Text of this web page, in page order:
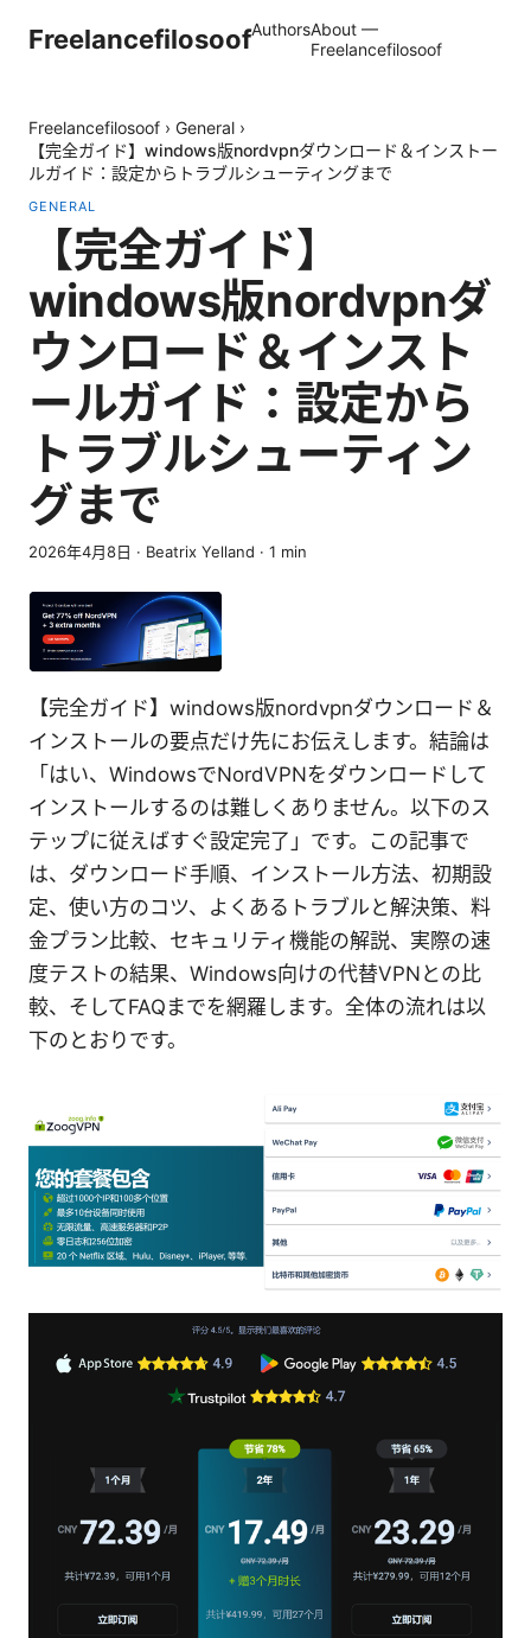
FreelancefilosoofAuthorsAbout —
Freelancefilosoof
Freelancefilosoof › General ›
【完全ガイド】windows版nordvpnダウンロード＆インストー
ルガイド：設定からトラブルシューティングまで
GENERAL
【完全ガイド】
windows版nordvpnダ
ウンロード＆インスト
ールガイド：設定から
トラブルシューティン
グまで
2026年4月8日 · Beatrix Yelland · 1 min
【完全ガイド】windows版nordvpnダウンロード＆
インストールの要点だけ先にお伝えします。結論は
「はい、WindowsでNordVPNをダウンロードして
インストールするのは難しくありません。以下のス
テップに従えばすぐ設定完了」です。この記事で
は、ダウンロード手順、インストール方法、初期設
定、使い方のコツ、よくあるトラブルと解決策、料
金プラン比較、セキュリティ機能の解説、実際の速
度テストの結果、Windows向けの代替VPNとの比
較、そしてFAQまでを網羅します。全体の流れは以
下のとおりです。